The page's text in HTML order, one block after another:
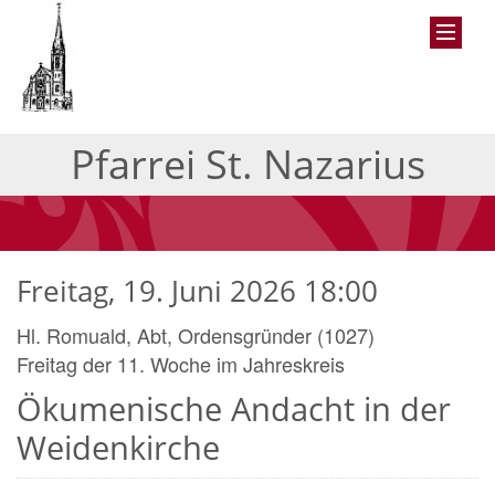
Pfarrei St. Nazarius
Ökumenische Andacht in der
Weidenkirche
Freitag, 19. Juni 2026 18:00
Hl. Romuald, Abt, Ordensgründer (1027)
Freitag der 11. Woche im Jahreskreis